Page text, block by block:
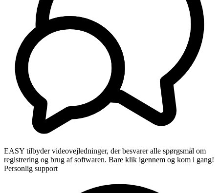
EASY tilbyder videovejledninger, der besvarer alle spørgsmål om
registrering og brug af softwaren. Bare klik igennem og kom i gang!
Personlig support